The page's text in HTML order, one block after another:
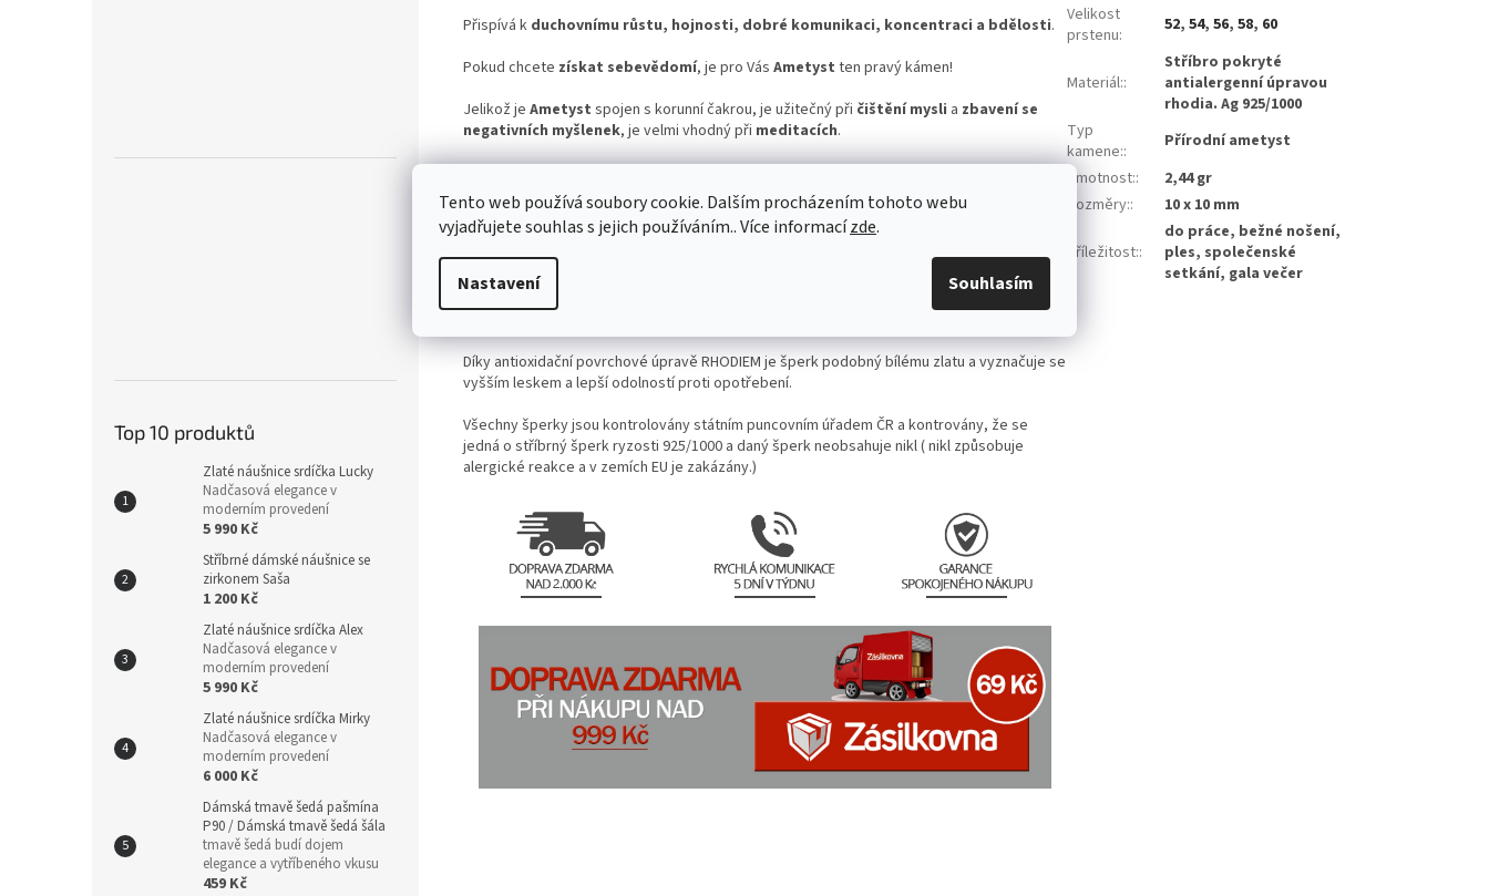
Tento web používá soubory cookie. Dalším procházením tohoto webu
vyjadřujete souhlas s jejich používáním.. Více informacízde.
Nastavení Souhlasím
Top 10 produktů
Zlaté náušnice srdíčka Lucky
Nadčasová elegance v
moderním provedení
5 990 Kč
Stříbrné dámské náušnice se
zirkonem Saša
1 200 Kč
Zlaté náušnice srdíčka Alex
Nadčasová elegance v
moderním provedení
5 990 Kč
Zlaté náušnice srdíčka Mirky
Nadčasová elegance v
moderním provedení
6 000 Kč
Dámská tmavě šedá pašmína
P90 / Dámská tmavě šedá šála
tmavě šedá budí dojem
elegance a vytříbeného vkusu
459 Kč
Přispívá k duchovnímu růstu, hojnosti, dobré komunikaci, koncentraci a bdělosti.
Pokud chcete získat sebevědomí, je pro Vás Ametyst ten pravý kámen!
Jelikož je Ametyst spojen s korunní čakrou, je užitečný při čištění mysli a zbavení se
negativních myšlenek, je velmi vhodný při meditacích.
během spánku u sebe.
Stříbrný prsten Miluše k Vám dorazív krásné dárkové krabičce s certifikátem o
pravosti kamenů
Díky antioxidační povrchové úpravě RHODIEM je šperk podobný bílému zlatu a vyznačuje se
vyšším leskem a lepší odolností proti opotřebení.
Všechny šperky jsou kontrolovány státním puncovním úřadem ČR a kontrovány, že se
jedná o stříbrný šperk ryzosti 925/1000 a daný šperk neobsahuje nikl ( nikl způsobuje
alergické reakce a v zemích EU je zakázány.)
Velikost
prstenu: 52,54,56,58, 60
Materiál::
Stříbro pokryté
antialergenní úpravou
rhodia. Ag 925/1000
Typ
kamene::
Přírodní ametyst
Hmotnost::
2,44 gr
Rozměry:: 10 x 10 mm
Příležitost::
do práce, bežné nošení,
ples, společenské
setkání, gala večer